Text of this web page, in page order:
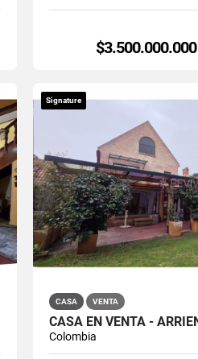
$3.500.000.000
Signature
CASA VENTA
Colombia